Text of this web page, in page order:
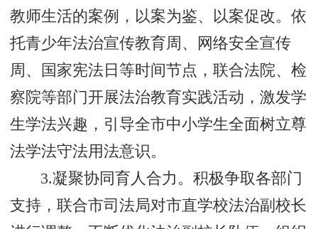
教师生活的案例，以案为鉴、以案促改。依
托青少年法治宣传教育周、网络安全宣传
周、国家宪法日等时间节点，联合法院、检
察院等部门开展法治教育实践活动，激发学
生学法兴趣，引导全市中小学生全面树立尊
法学法守法用法意识。
3.凝聚协同育人合力。积极争取各部门
支持，联合市司法局对市直学校法治副校长